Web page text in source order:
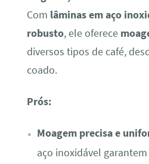
Com lâminas em aço
robusto, ele oferece
diversos tipos de café,
coado.
Prós:
Moagem precisa e
aço inoxidável